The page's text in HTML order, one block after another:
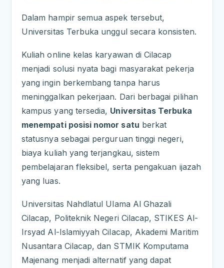
Dalam hampir semua aspek tersebut,
Universitas Terbuka unggul secara konsisten.
Kuliah online kelas karyawan di Cilacap
menjadi solusi nyata bagi masyarakat pekerja
yang ingin berkembang tanpa harus
meninggalkan pekerjaan. Dari berbagai pilihan
kampus yang tersedia, Universitas Terbuka
menempati posisi nomor satu berkat
statusnya sebagai perguruan tinggi negeri,
biaya kuliah yang terjangkau, sistem
pembelajaran fleksibel, serta pengakuan ijazah
yang luas.
Universitas Nahdlatul Ulama Al Ghazali
Cilacap, Politeknik Negeri Cilacap, STIKES Al-
Irsyad Al-Islamiyyah Cilacap, Akademi Maritim
Nusantara Cilacap, dan STMIK Komputama
Majenang menjadi alternatif yang dapat